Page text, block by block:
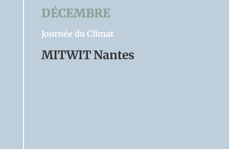
DÉCEMBRE
Journée du Climat
MITWIT Nantes